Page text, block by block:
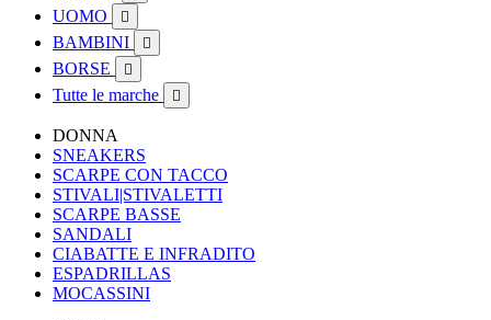
UOMO 
BAMBINI 
BORSE 
Tutte le marche 
DONNA
SNEAKERS
SCARPE CON TACCO
STIVALI|STIVALETTI
SCARPE BASSE
SANDALI
CIABATTE E INFRADITO
ESPADRILLAS
MOCASSINI